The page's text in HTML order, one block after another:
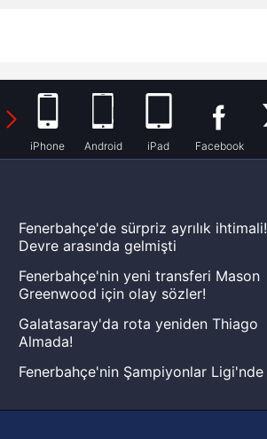
iPhone Android iPad Facebook
Fenerbahçe'de sürpriz ayrılık ihtimali!
Devre arasında gelmişti
Fenerbahçe'nin yeni transferi Mason
Greenwood için olay sözler!
Galatasaray'da rota yeniden Thiago
Almada!
Fenerbahçe'nin Şampiyonlar Ligi'nde
Zabrze'yi elerlerse...